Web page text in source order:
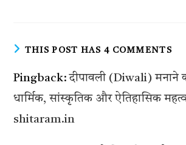
THIS POST HAS 4 COMMENTS
Pingback:दीपावली (Diwali) मनाने
धार्मिक, सांस्कृतिक और ऐतिहासिक
shitaram.in